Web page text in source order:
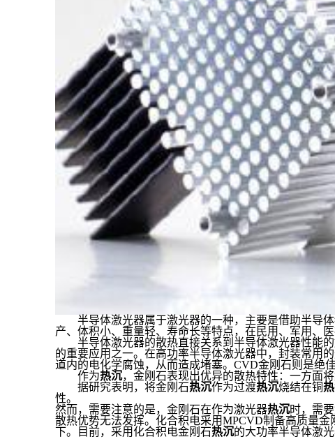
半导体激光器属于激光器的一种，主要是借助半导
产、体积小、重量轻、寿命长等特点，在民用、军用、
半导体激光器的散热直接关系到半导体激光器性能
的重要应用之一。在高功率半导体激光器中，封装常用的
道内的电化学腐蚀，从而造成堵塞。CVD金刚石则是绝
作为热沉，金刚石表现出优异的散热特性：一方面
据研究表明，将金刚石热沉作为过渡热沉烧结在铜
性。
然而，需要注意的是，金刚石在作为激光器热沉时，需
散热优势无法发挥。化合积电采用MPCVD制备高质量金
下。目前，采用化合积电金刚石热沉的大功率半导体激